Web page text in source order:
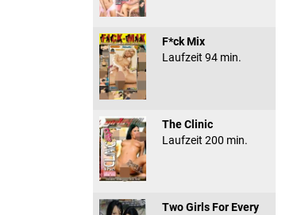
F*ck Mix
Laufzeit 94 min.
The Clinic
Laufzeit 200 min.
Two Girls For Every